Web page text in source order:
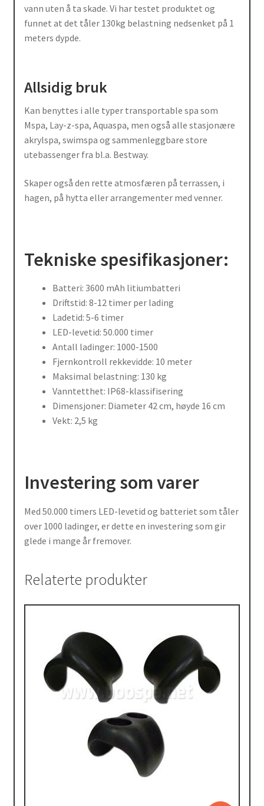
vann uten å ta skade. Vi har testet produktet og
funnet at det tåler 130kg belastning nedsenket på 1
meters dypde.
Allsidig bruk
Kan benyttes i alle typer transportable spa som
Mspa, Lay-z-spa, Aquaspa, men også alle stasjonære
akrylspa, swimspa og sammenleggbare store
utebassenger fra bl.a. Bestway.
Skaper også den rette atmosfæren på terrassen, i
hagen, på hytta eller arrangementer med venner.
Tekniske spesifikasjoner:
Batteri: 3600 mAh litiumbatteri
Driftstid: 8-12 timer per lading
Ladetid: 5-6 timer
LED-levetid: 50.000 timer
Antall ladinger: 1000-1500
Fjernkontroll rekkevidde: 10 meter
Maksimal belastning: 130 kg
Vanntetthet: IP68-klassifisering
Dimensjoner: Diameter 42 cm, høyde 16 cm
Vekt: 2,5 kg
Investering som varer
Med 50.000 timers LED-levetid og batteriet som tåler
over 1000 ladinger, er dette en investering som gir
glede i mange år fremover.
Relaterte produkter